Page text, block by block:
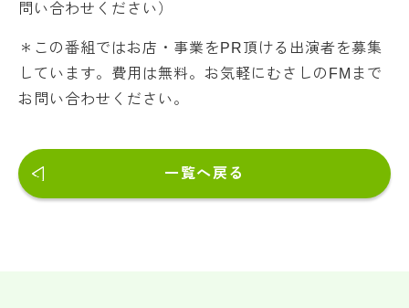
問い合わせください）
＊この番組ではお店・事業をPR頂ける出演者を募集
しています。費用は無料。お気軽にむさしのFMまで
お問い合わせください。
一覧へ戻る